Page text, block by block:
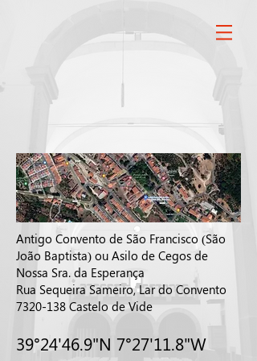
Antigo Convento de São Francisco (São
João Baptista) ou Asilo de Cegos de
Nossa Sra. da Esperança
Rua Sequeira Sameiro, Lar do Convento
7320-138 Castelo de Vide
39°24'46.9"N 7°27'11.8"W